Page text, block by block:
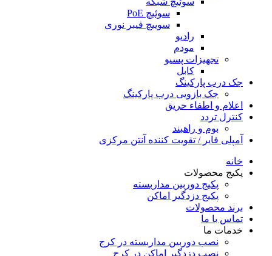
سوئیچ PoE
سوییچ فیبر نوری
رادیو
مودم
تجهیزات پسیو
کابل
جک درب پارکینگ
جک بازویی درب پارکینگ
اعلام و اطفاء حریق
کنترل تردد
بوم و راهبند
آمپلی فایر / تقویت کننده آنتن مرکزی
خانه
پکیج محصولات
پکیج دوربین مداربسته
پکیج دزدگیر اماکن
برند محصولات
تماس با ما
خدمات ما
نصب دوربین مداربسته در کرج
نصب دزدگیر اماکن در کرج